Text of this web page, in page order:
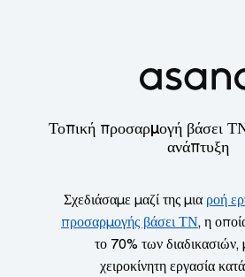
Τοπική προσαρμογή βάσει
ανάπτυξη
Σχεδιάσαμε μαζί της μια ροή
προσαρμογής βάσει ΤΝ, η
το 70% των διαδικασιών,
χειροκίνητη εργασία